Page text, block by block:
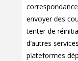
envoyer des
tenter de
d’autres
plateformes